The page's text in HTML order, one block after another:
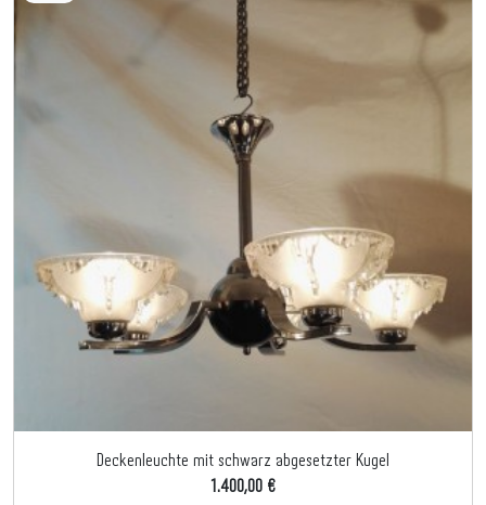
Deckenleuchte mit schwarz abgesetzter Kugel
1.400,00 €